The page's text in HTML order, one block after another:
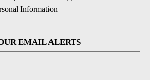
Information
EMAIL ALERTS